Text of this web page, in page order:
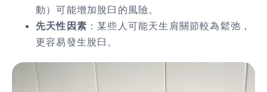
動）可能增加脫臼的風險。
先天性因素 ：某些人可能天生肩關節較為鬆弛，
更容易發生脫臼。